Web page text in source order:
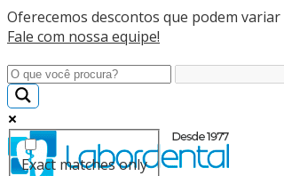
Oferecemos descontos que podem
Fale com nossa equipe!
Exact matches only